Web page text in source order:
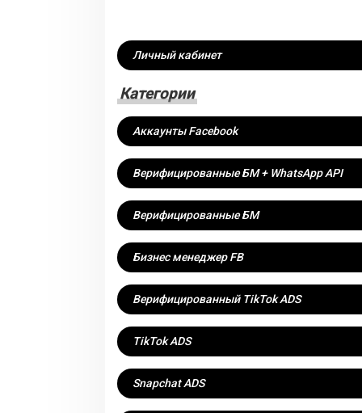
Личный кабинет
Категории
Аккаунты Facebook
Верифицированные БМ + WhatsApp API
Верифицированные БМ
Бизнес менеджер FB
Верифицированный TikTok ADS
TikTok ADS
Snapchat ADS